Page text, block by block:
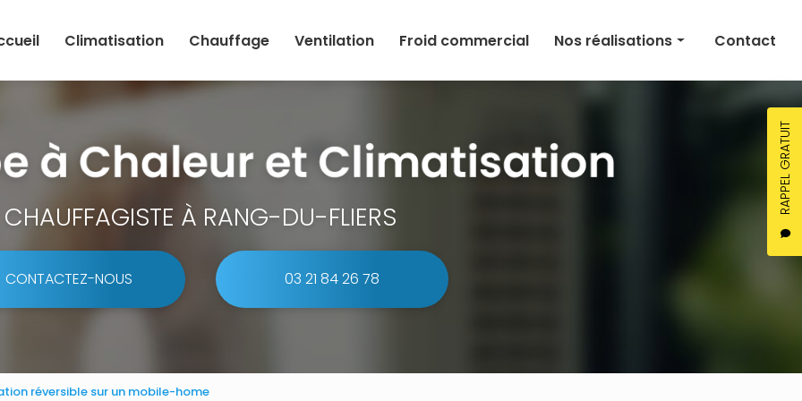
RAPPEL GRATUIT
Climatisation Chauffage Ventilation Froid commercial Nos réalisations
Climatisation
Ventilation
Contact
CHAUFFAGISTE À RANG-DU-FLIERS
CONTACTEZ-NOUS 03 21 84 26 78
réversible sur un mobile-home